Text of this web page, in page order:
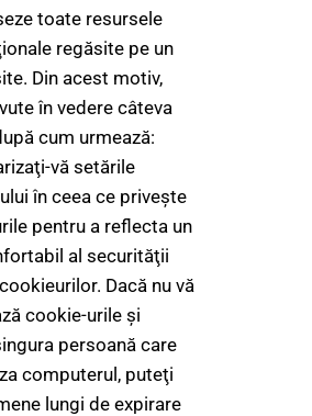
toate resursele
regăsite pe un
Din acest motiv,
în vedere câteva
cum urmează:
vă setările
în ceea ce priveşte
pentru a reflecta un
al securităţii
Dacă nu vă
cookie-urile şi
persoană care
computerul, puteţi
lungi de expirare